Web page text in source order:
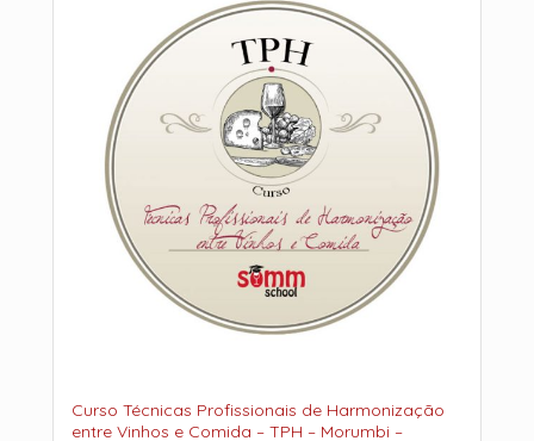
Curso Técnicas Profissionais de Harmonização
entre Vinhos e Comida – TPH – Morumbi –